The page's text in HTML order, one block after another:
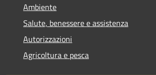
Ambiente
Salute, benessere e assistenza
Autorizzazioni
Agricoltura e pesca